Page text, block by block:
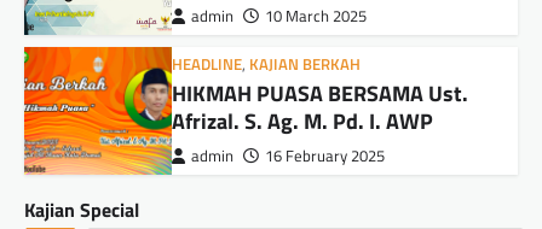
admin 10 March 2025
HEADLINE, KAJIAN BERKAH
HIKMAH PUASA BERSAMA Ust.
Afrizal. S. Ag. M. Pd. I. AWP
admin 16 February 2025
Kajian Special